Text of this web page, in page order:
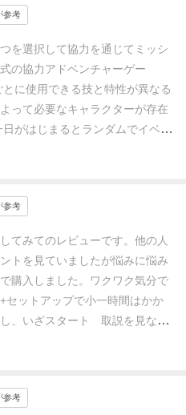
シナリオをソロでプレイした
りクリアしてしまった。何かル
と思いwalkthrough的な動画を見
盤で非常に有用なアイテム（宝
手したためと分かった。これに
り余裕ができたためであった。
、ダイス運などもからんでくる
べからく苦しめられることにな
シロモノではない。
る。fridayは体力は少なく死にや
い働き者である。イヌにいたっ
死身である。もっともイヌは著
ョンしか行えないが。多人数に
問題が発生してくるし、アクシ
ダメージも大きい。プレイ感は
ないと生還はおぼつかないので
黒色でトラの絵）」をまとめて
」をまとめてシャフルして、ゲ
⑧８番の島タイル（タイルの下に
地図の中央の段、一番左の島の
て、配置したタイルの上に、キ
火の絵を上にして置く。それ以
ム盤の脇に裏向きで積む（島タ
表にして、ゲーム盤の脇に公開
白マーカーを２個づつ置く。こ
ーが使用可能であるが、各カー
きない。使用するたびに白マー
発見トークン」をひとまとめに
ム盤の脇に置く。「難破船カー
カードの上部に「食料箱」と描
ド（黒色で緑の旗の絵）」を表
分け、シナリオで指定されたラ
ったことや8つもあるシナリオ
とはいってもターン順番を数字
・・・ 左上に一応ターン順のア
ド置き場が描かれています。カ
ここからいろんなろくでもない
す。左上の地図の方位記号みた
書かれています士気（モラル）
所です。このゲーム協力ゲーム
の場所があります。
になります。ここでプレイヤー
動をとるのかをきめて解決して
くとこんな感じ、このカードも
すが・・・こちらみたいに即時
のですが。こちらのカードは上
、イベントカードに混ぜられ
襲ってくるという凝った演出な
うイベントが起こり、それ以上
参考
を選択して協力を通じてミッシ
の協力アドベンチャーゲー
に使用できる技と特性が異なる
って必要なキャラクターが存在
日がはじまるとランダムでイベン
決するか否かを選択する。 そし
する。
決めて行動することができる。
カーを使用することができる。
通じて成功の可否を決定し、2個
となる)すべてのプレイヤーの行
気による状況を反映した後、食
する場合、体力が消耗される。
を与えられた時間だけ繰り返し
すれば失敗となる。
参考
てみてのレビューです。 他の人
トを見ていましたが悩みに悩み
購入しました。
ワクワク気分で
セットアップで小一時間はかか
、いざスタート
取説を見なが
ん 何をしたらいいんだろ
つ使うと探索とか収集は100％成
しようか、って悩ましさがあり
参考